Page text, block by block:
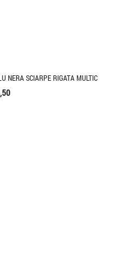
NERA SCIARPE RIGATA MULTIC